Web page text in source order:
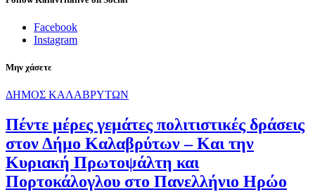
Facebook
Instagram
Μην χάσετε
ΔΗΜΟΣ ΚΑΛΑΒΡΥΤΩΝ
Πέντε μέρες γεμάτες πολιτιστικές δράσεις
στον Δήμο Καλαβρύτων – Και την
Κυριακή Πρωτοψάλτη και
Πορτοκάλογλου στο Πανελλήνιο Ηρώο